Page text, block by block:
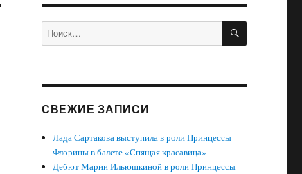
Искать: ПОИСК
СВЕЖИЕ ЗАПИСИ
Лада Сартакова выступила в роли Принцессы
Флорины в балете «Спящая красавица»
Дебют Марии Ильюшкиной в роли Принцессы